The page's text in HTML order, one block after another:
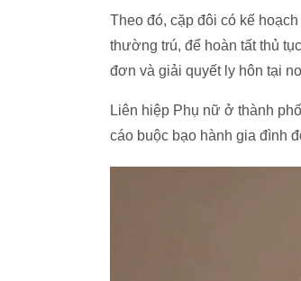
Theo đó, cặp đôi có kế
thường trú, để hoàn tất thủ
đơn và giải quyết ly hôn tại
Liên hiệp Phụ nữ ở thành
cáo buộc bạo hành gia đình